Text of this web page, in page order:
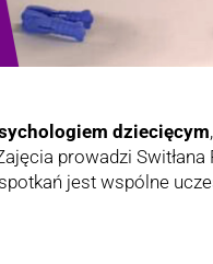
dziecięcym
prowadzi Switłana
jest wspólne